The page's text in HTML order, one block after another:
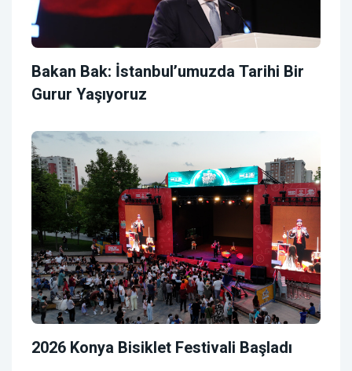
Bakan Bak: İstanbul’umuzda Tarihi Bir
Gurur Yaşıyoruz
2026 Konya Bisiklet Festivali Başladı